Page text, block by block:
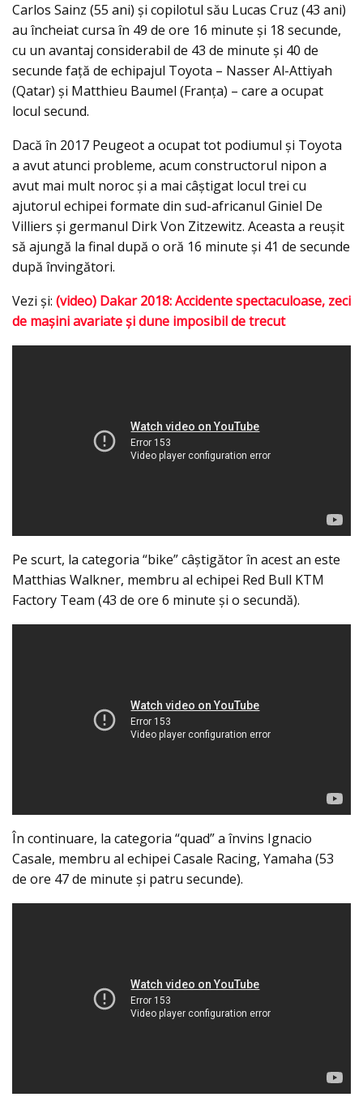
Carlos Sainz (55 ani) şi copilotul său Lucas Cruz (43 ani)
au încheiat cursa în 49 de ore 16 minute şi 18 secunde,
cu un avantaj considerabil de 43 de minute şi 40 de
secunde faţă de echipajul Toyota – Nasser Al-Attiyah
(Qatar) şi Matthieu Baumel (Franţa) – care a ocupat
locul secund.
Dacă în 2017 Peugeot a ocupat tot podiumul şi Toyota
a avut atunci probleme, acum constructorul nipon a
avut mai mult noroc şi a mai câştigat locul trei cu
ajutorul echipei formate din sud-africanul Giniel De
Villiers şi germanul Dirk Von Zitzewitz. Aceasta a reuşit
să ajungă la final după o oră 16 minute şi 41 de secunde
după învingători.
Vezi şi: (video) Dakar 2018: Accidente spectaculoase, zeci
de maşini avariate şi dune imposibil de trecut
Pe scurt, la categoria “bike” câştigător în acest an este
Matthias Walkner, membru al echipei Red Bull KTM
Factory Team (43 de ore 6 minute şi o secundă).
În continuare, la categoria “quad” a învins Ignacio
Casale, membru al echipei Casale Racing, Yamaha (53
de ore 47 de minute şi patru secunde).